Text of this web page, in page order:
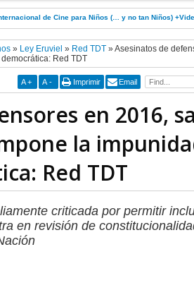
de Cine para Niños (… y no tan Niños) +Video
» Ley Eruviel » Red TDT»Asesinatos de
Red TDT
A + A - Imprimir Email
en 2016,
la
Red TDT
criticada por permitir
en revisión de